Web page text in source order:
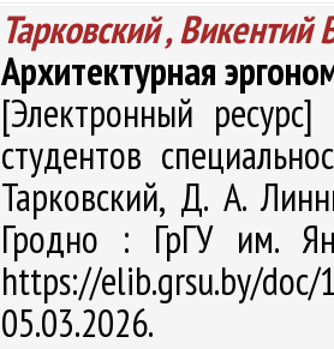
Тарковский , Викентий
Архитектурная
[Электронный
студентов
Тарковский, Д. А.
Гродно : ГрГУ им.
https://elib.grsu.by/
05.03.2026.